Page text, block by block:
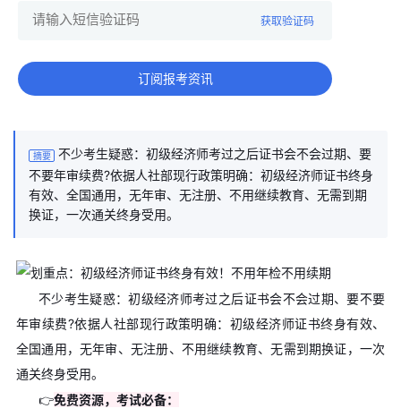
获取验证码
订阅报考资讯
摘要
不少考生疑惑：初级经济师考过之后证书会不会过期、要
不要年审续费?依据人社部现行政策明确：初级经济师证书终身
有效、全国通用，无年审、无注册、不用继续教育、无需到期
换证，一次通关终身受用。
不少考生疑惑：初级经济师考过之后证书会不会过期、要不要
年审续费?依据人社部现行政策明确：初级经济师证书终身有效、
全国通用，无年审、无注册、不用继续教育、无需到期换证，一次
通关终身受用。
👉免费资源，考试必备：